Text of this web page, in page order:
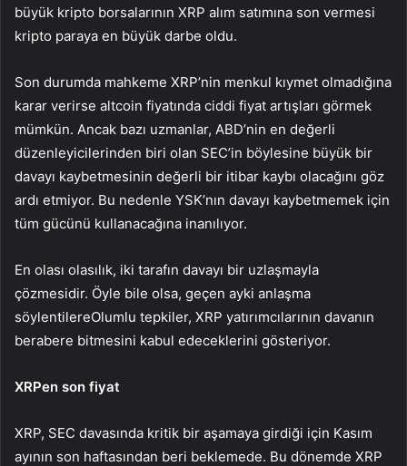
büyük kripto borsalarının XRP alım satımına son vermesi
kripto paraya en büyük darbe oldu.
Son durumda mahkeme XRP’nin menkul kıymet olmadığına
karar verirse altcoin fiyatında ciddi fiyat artışları görmek
mümkün. Ancak bazı uzmanlar, ABD’nin en değerli
düzenleyicilerinden biri olan SEC’in böylesine büyük bir
davayı kaybetmesinin değerli bir itibar kaybı olacağını göz
ardı etmiyor. Bu nedenle YSK’nın davayı kaybetmemek için
tüm gücünü kullanacağına inanılıyor.
En olası olasılık, iki tarafın davayı bir uzlaşmayla
çözmesidir. Öyle bile olsa, geçen ayki anlaşma
söylentilereOlumlu tepkiler, XRP yatırımcılarının davanın
berabere bitmesini kabul edeceklerini gösteriyor.
XRPen son fiyat
XRP, SEC davasında kritik bir aşamaya girdiği için Kasım
ayının son haftasından beri beklemede. Bu dönemde XRP